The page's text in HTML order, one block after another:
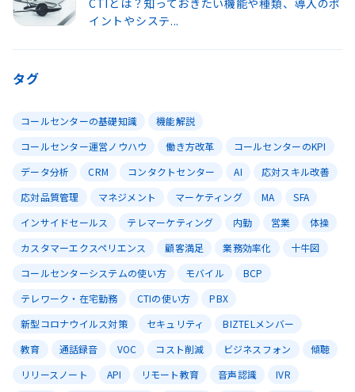
CTIとは？知っておきたい機能や種類、導入のポ
イントやシステ...
タグ
コールセンターの基礎知識
機能解説
コールセンター運営ノウハウ
働き方改革
コールセンターのKPI
データ分析
CRM コンタクトセンター AI
応対スキル改善
応対品質管理
マネジメント マーケティング MA
SFA
インサイドセールス
テレマーケティング 内勤 営業
体操
カスタマーエクスペリエンス
顧客満足 業務効率化
十牛図
コールセンターシステムの使い方
モバイル
BCP
テレワーク・在宅勤務
CTIの使い方
PBX
新型コロナウイルス対策
セキュリティ
BIZTELメンバー
教育
通話録音 VOC コスト削減 ビジネスフォン
傾聴
リリースノート
API リモート教育 音声認識
IVR